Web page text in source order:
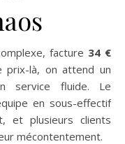
facture 34 €
là, on attend un
service fluide. Le
en sous-effectif
et plusieurs clients
mécontentement.